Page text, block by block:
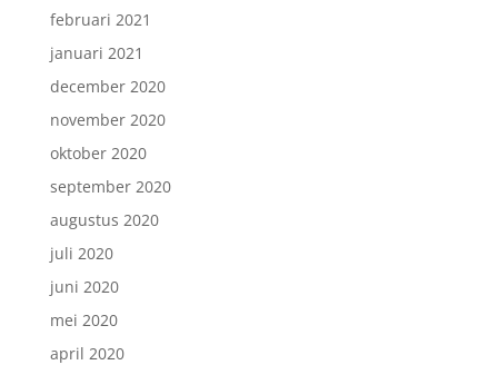
februari 2021
januari 2021
december 2020
november 2020
oktober 2020
september 2020
augustus 2020
juli 2020
juni 2020
mei 2020
april 2020